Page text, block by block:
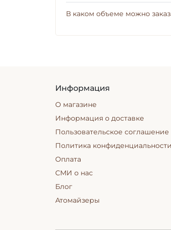
В каком объеме можно
Информация
О магазине
Информация о доставке
Пользовательское соглашение
Политика конфиденциальности
Оплата
СМИ о нас
Блог
Атомайзеры